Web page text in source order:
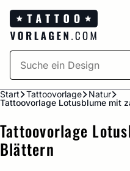
Zum
Inhalt
springen
Start Tattoovorlage
Natur
Tattoovorlage Lotusblume mit
Tattoovorlage
Blättern